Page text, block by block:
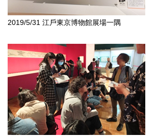
2019/5/31 江戶東京博物館展場一隅